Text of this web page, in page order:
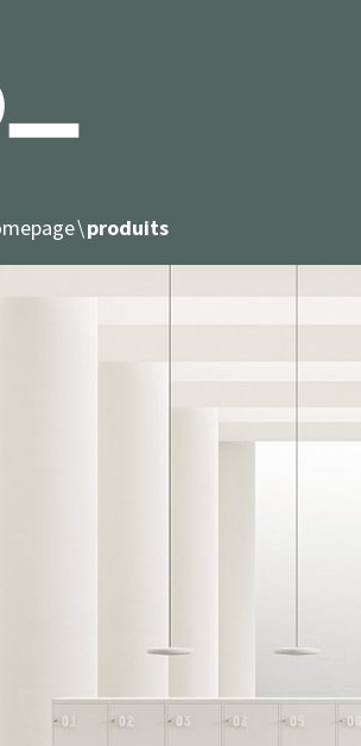
produits